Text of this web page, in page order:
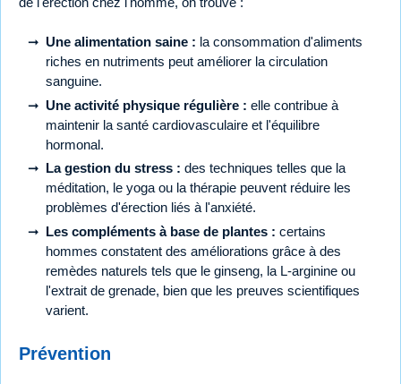
Une alimentation saine : la consommation d'aliments
riches en nutriments peut améliorer la circulation
sanguine.
Une activité physique régulière : elle contribue à
maintenir la santé cardiovasculaire et l'équilibre
hormonal.
La gestion du stress : des techniques telles que la
méditation, le yoga ou la thérapie peuvent réduire les
problèmes d'érection liés à l'anxiété.
Les compléments à base de plantes : certains
hommes constatent des améliorations grâce à des
remèdes naturels tels que le ginseng, la L-arginine ou
l'extrait de grenade, bien que les preuves scientifiques
varient.
Prévention